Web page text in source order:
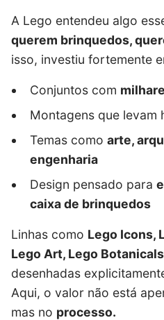
A Lego entendeu algo
querem brinquedos,
isso, investiu fortemente
Conjuntos com
Montagens que levam
Temas comoarte,
engenharia
Design pensado para
caixa de brinquedos
Linhas como Lego Icons,
Lego Art, Lego
desenhadas
Aqui, o valor não está
mas no processo.